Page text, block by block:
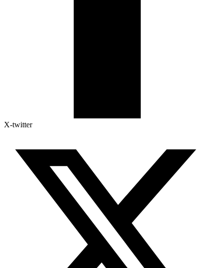
X-twitter